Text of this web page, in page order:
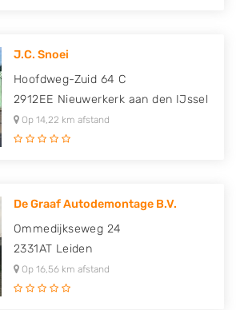
J.C. Snoei
Hoofdweg-Zuid 64 C
2912EE Nieuwerkerk aan den IJssel
Op 14,22 km afstand
De Graaf Autodemontage B.V.
Ommedijkseweg 24
2331AT Leiden
Op 16,56 km afstand